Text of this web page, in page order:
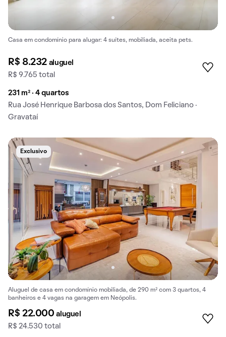
Casa em condomínio para alugar: 4 suítes, mobiliada, aceita pets.
R$ 8.232 aluguel
R$ 9.765 total
231 m² · 4 quartos
Rua José Henrique Barbosa dos Santos, Dom Feliciano ·
Gravataí
Exclusivo
Aluguel de casa em condomínio mobiliada, de 290 m² com 3 quartos, 4
banheiros e 4 vagas na garagem em Neópolis.
R$ 22.000aluguel
R$ 24.530 total